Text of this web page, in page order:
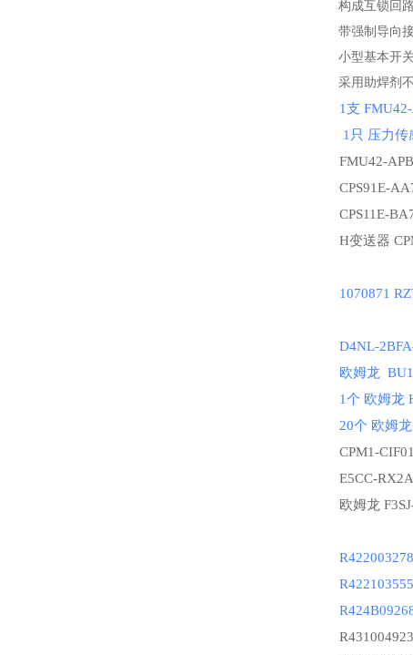
构成互锁回
带强制导向
小型基本开
采用助焊剂
1支
1只 压力传
FMU42-
CPS91E-
CPS11E-
H变送器
1070871
D4NL-
欧姆龙
1个 欧姆龙
20个 欧姆
CPM1-CIF01
E5CC-
欧姆龙
R422003278
R422103555
R431004923